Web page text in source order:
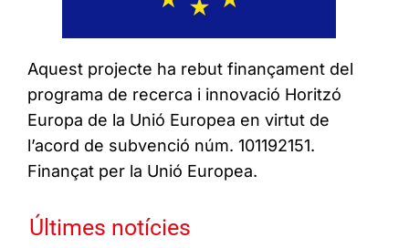
Aquest projecte ha rebut finançament del
programa de recerca i innovació Horitzó
Europa de la Unió Europea en virtut de
l’acord de subvenció núm. 101192151.
Finançat per la Unió Europea.
Últimes notícies